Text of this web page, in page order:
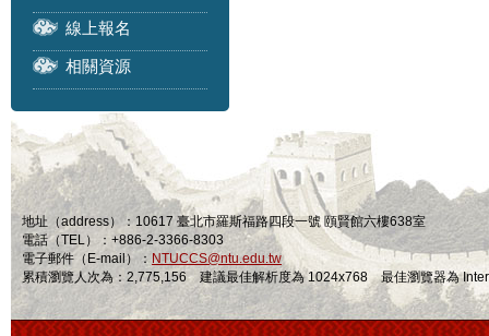
線上報名
相關資源
地址（address）：10617 臺北市羅斯福路四段一號 頤賢館六樓638室
電話（TEL）：+886-2-3366-8303
電子郵件（E-mail）： NTUCCS@ntu.edu.tw
累積瀏覽人次為：2,775,156 建議最佳解析度為 1024x768 最佳瀏覽器為